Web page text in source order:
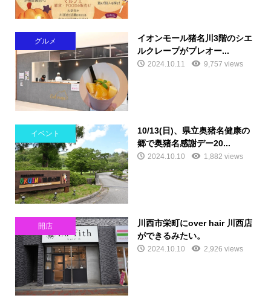
グルメ
イオンモール猪名川3階のシエ
ルクレープがプレオー...
2024.10.11 9,757 views
イベント
10/13(日)、県立奥猪名健康の
郷で奥猪名感謝デー20...
2024.10.10 1,882 views
開店
川西市栄町にover hair 川西店
ができるみたい。
2024.10.10 2,926 views